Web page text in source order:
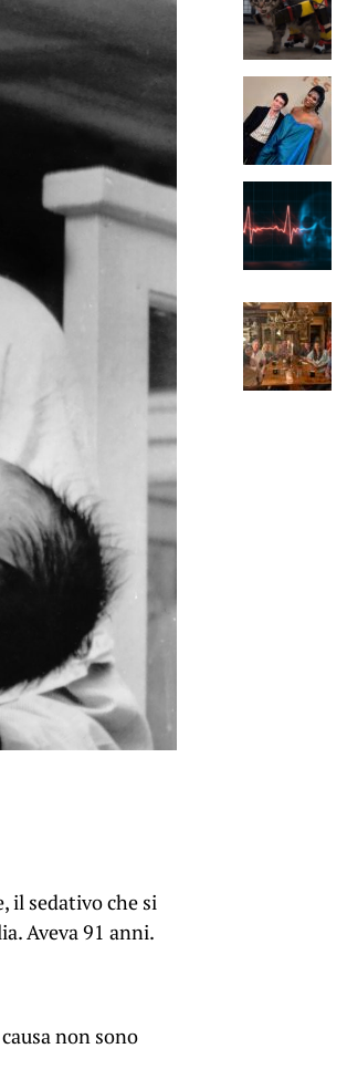
il sedativo che si
Aveva 91 anni.
non sono